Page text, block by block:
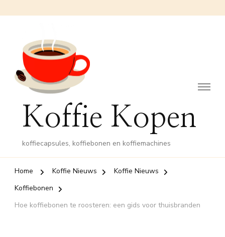
Koffie Kopen
koffiecapsules, koffiebonen en koffiemachines
Home Koffie Nieuws
Koffie Nieuws
Koffiebonen
Hoe koffiebonen te roosteren: een gids voor thuisbranden